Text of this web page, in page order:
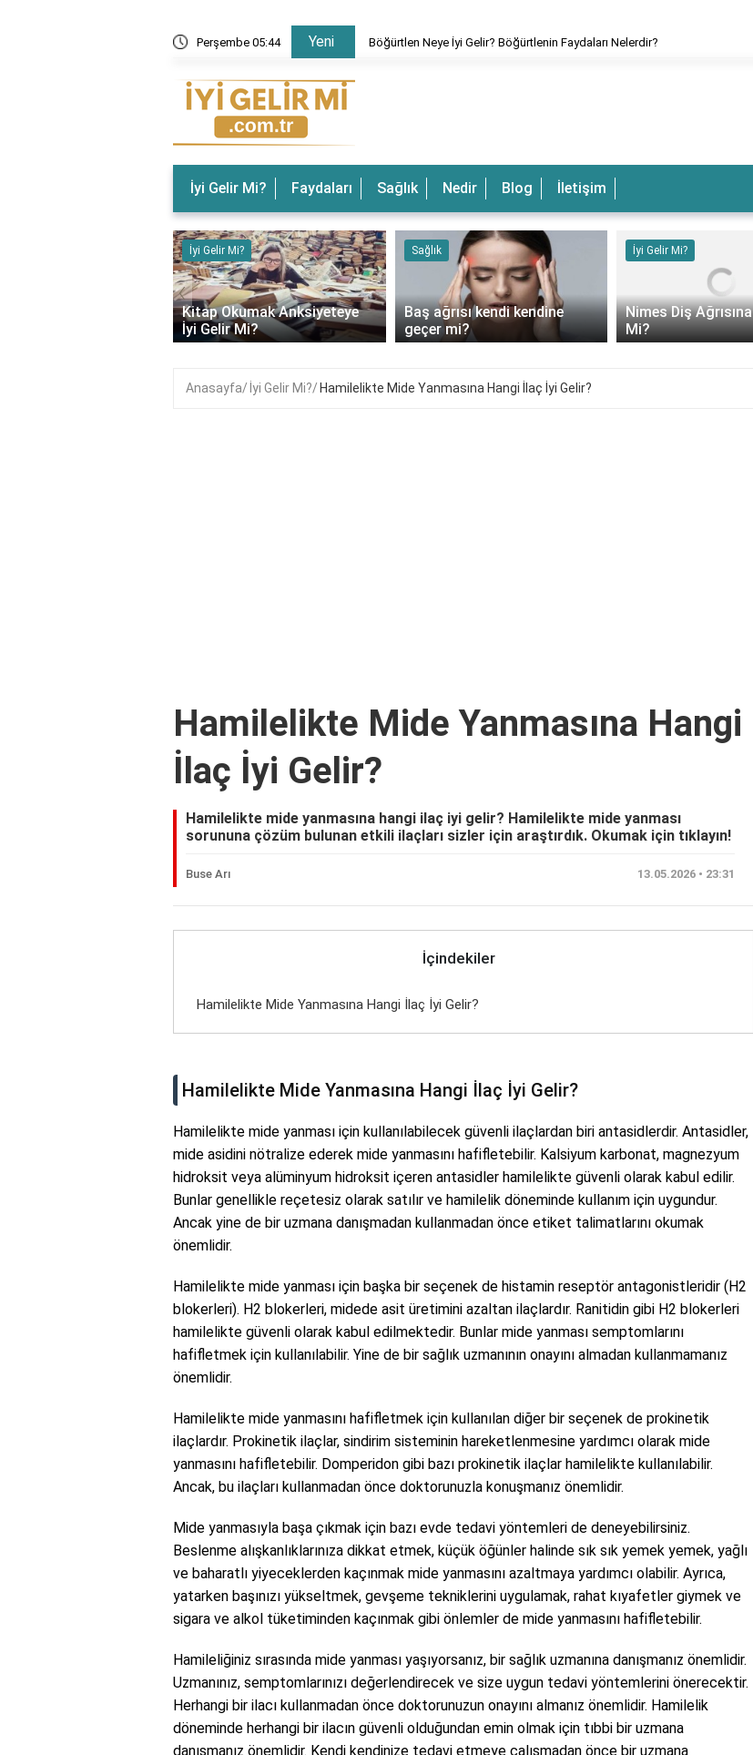
Perşembe 05:44 Yeni
Böğürtlenin Faydaları Nelerdir? Böğürtlen Neye İyi Gelir? Böğürtlenin Faydaları Nelerdir?
İyi Gelir Mi? Faydaları Sağlık Nedir Blog İletişim
İyi Gelir Mi?
Kitap Okumak Anksiyeteye
İyi Gelir Mi?
Sağlık
Baş ağrısı kendi kendine
geçer mi?
İyi Gelir Mi?
Nimes Diş
Mi?
‹
Anasayfa İyi Gelir Mi? Hamilelikte Mide Yanmasına Hangi İlaç İyi Gelir?
Hamilelikte Mide Yanmasına Hangi
İlaç İyi Gelir?
Hamilelikte mide yanmasına hangi ilaç iyi gelir? Hamilelikte mide yanması
sorununa çözüm bulunan etkili ilaçları sizler için araştırdık. Okumak için tıklayın!
Buse Arı 13.05.2026 • 23:31
İçindekiler
Hamilelikte Mide Yanmasına Hangi İlaç İyi Gelir?
Hamilelikte Mide Yanmasına Hangi İlaç İyi Gelir?
Hamilelikte mide yanması için kullanılabilecek güvenli ilaçlardan biri antasidlerdir. Antasidler,
mide asidini nötralize ederek mide yanmasını hafifletebilir. Kalsiyum karbonat, magnezyum
hidroksit veya alüminyum hidroksit içeren antasidler hamilelikte güvenli olarak kabul edilir.
Bunlar genellikle reçetesiz olarak satılır ve hamilelik döneminde kullanım için uygundur.
Ancak yine de bir uzmana danışmadan kullanmadan önce etiket talimatlarını okumak
önemlidir.
Hamilelikte mide yanması için başka bir seçenek de histamin reseptör antagonistleridir (H2
blokerleri). H2 blokerleri, midede asit üretimini azaltan ilaçlardır. Ranitidin gibi H2 blokerleri
hamilelikte güvenli olarak kabul edilmektedir. Bunlar mide yanması semptomlarını
hafifletmek için kullanılabilir. Yine de bir sağlık uzmanının onayını almadan kullanmamanız
önemlidir.
Hamilelikte mide yanmasını hafifletmek için kullanılan diğer bir seçenek de prokinetik
ilaçlardır. Prokinetik ilaçlar, sindirim sisteminin hareketlenmesine yardımcı olarak mide
yanmasını hafifletebilir. Domperidon gibi bazı prokinetik ilaçlar hamilelikte kullanılabilir.
Ancak, bu ilaçları kullanmadan önce doktorunuzla konuşmanız önemlidir.
Mide yanmasıyla başa çıkmak için bazı evde tedavi yöntemleri de deneyebilirsiniz.
Beslenme alışkanlıklarınıza dikkat etmek, küçük öğünler halinde sık sık yemek yemek, yağlı
ve baharatlı yiyeceklerden kaçınmak mide yanmasını azaltmaya yardımcı olabilir. Ayrıca,
yatarken başınızı yükseltmek, gevşeme tekniklerini uygulamak, rahat kıyafetler giymek ve
sigara ve alkol tüketiminden kaçınmak gibi önlemler de mide yanmasını hafifletebilir.
Hamileliğiniz sırasında mide yanması yaşıyorsanız, bir sağlık uzmanına danışmanız önemlidir.
Uzmanınız, semptomlarınızı değerlendirecek ve size uygun tedavi yöntemlerini önerecektir.
Herhangi bir ilacı kullanmadan önce doktorunuzun onayını almanız önemlidir. Hamilelik
döneminde herhangi bir ilacın güvenli olduğundan emin olmak için tıbbi bir uzmana
danışmanız önemlidir. Kendi kendinize tedavi etmeye çalışmadan önce bir uzmana